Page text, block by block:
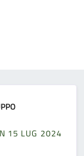
15 LUG 2024